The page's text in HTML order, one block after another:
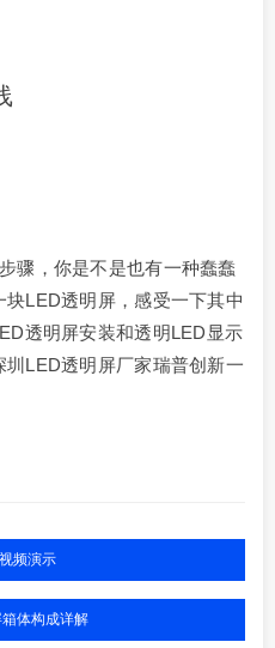
骤，你是不是也有一种蠢蠢
LED透明屏，感受一下其中
透明屏安装和透明LED显示
LED透明屏厂家瑞普创新一
频演示
体构成详解